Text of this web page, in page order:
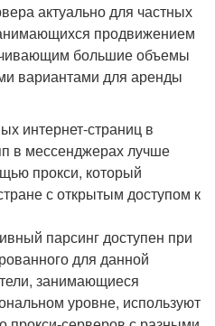
актуально для частных
продвижением
большие объемы
вариантами для аренды
интернет-страниц в
в мессенджерах лучше
прокси, который
с открытым доступом к
парсинг доступен при
для данной
занимающиеся
уровне, используют